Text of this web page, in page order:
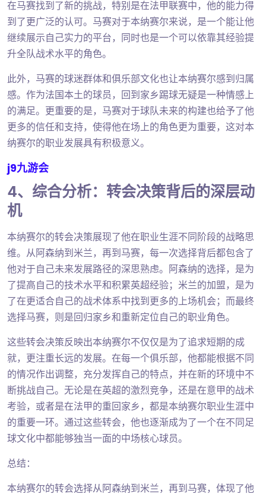
在马赛找到了新的挑战，特别是在法甲联赛中，他的能力得
到了更广泛的认可。马赛对于本纳赛尔来说，是一个能让他
继续展示自己实力的平台，同时也是一个可以依靠其经验提
升全队战术水平的角色。
此外，马赛的球迷群体和俱乐部文化也让本纳赛尔感到归属
感。作为法国本土的球员，回到家乡踢球无疑是一种情感上
的满足。更重要的是，马赛对于球队未来的构建也给予了他
更多的信任和支持，使得他在场上的角色更为重要，这对本
纳赛尔的职业发展具有积极意义。
j9九游会
4、综合分析：转会决策背后的深层动
机
本纳赛尔的转会决策展现了他在职业生涯不同阶段的战略思
维。从阿森纳到米兰，再到马赛，每一次选择背后都包含了
他对于自己未来发展路径的深思熟虑。阿森纳的选择，是为
了提高自己的技术水平和积累英超经验；米兰的加盟，是为
了在更适合自己的战术体系中找到更多的上场机会；而最终
选择马赛，则是回归家乡和重新定位自己的职业角色。
这些转会决策反映出本纳赛尔不仅仅是为了追求短期的成
就，更注重长远的发展。在每一个俱乐部，他都能根据不同
的情况作出调整，充分发挥自己的特点，并在新的环境中不
断挑战自己。无论是在英超的激烈竞争，还是在意甲的战术
考验，或者是在法甲的重回家乡，都是本纳赛尔职业生涯中
的重要一环。通过这些转会，他也逐渐成为了一个在不同足
球文化中都能够独当一面的中场核心球员。
总结：
本纳赛尔的转会选择从阿森纳到米兰，再到马赛，体现了他